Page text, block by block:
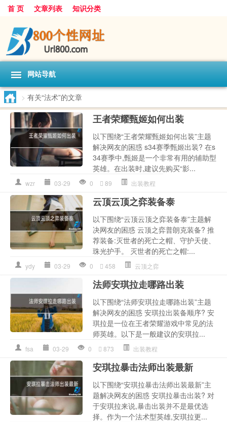
首 页 文章列表 知识分类
网站导航
> 有关“法术”的文章
王者荣耀甄姬如何出装
以下围绕“王者荣耀甄姬如何出装”主题
解决网友的困惑 s34赛季甄姬出装? 在s
34赛季中,甄姬是一个非常有用的辅助型
英雄。在出装时,建议先购买“影...
wzr 03-29 0 89 出装教程
云顶云顶之弈装备泰
以下围绕“云顶云顶之弈装备泰”主题解
决网友的困惑 云顶之弈普朗克装备? 推
荐装备:灭世者的死亡之帽、守护天使、
珠光护手。 灭世者的死亡之帽:...
ydy 03-29 0 458 云顶之弈
法师安琪拉走哪路出装
以下围绕“法师安琪拉走哪路出装”主题
解决网友的困惑 安琪拉出装备顺序? 安
琪拉是一位在王者荣耀游戏中常见的法
师英雄。以下是一般建议的安琪拉...
fsa 03-29 0 873 出装教程
安琪拉暴击法师出装最新
以下围绕“安琪拉暴击法师出装最新”主
题解决网友的困惑 安琪拉暴击出装? 对
于安琪拉来说,暴击出装并不是最优选
择。作为一个法术型英雄,安琪拉更...